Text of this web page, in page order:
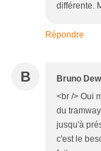
différente.
Répondre
B Bruno
<br /> Oui
du
jusqu'à
c'est le